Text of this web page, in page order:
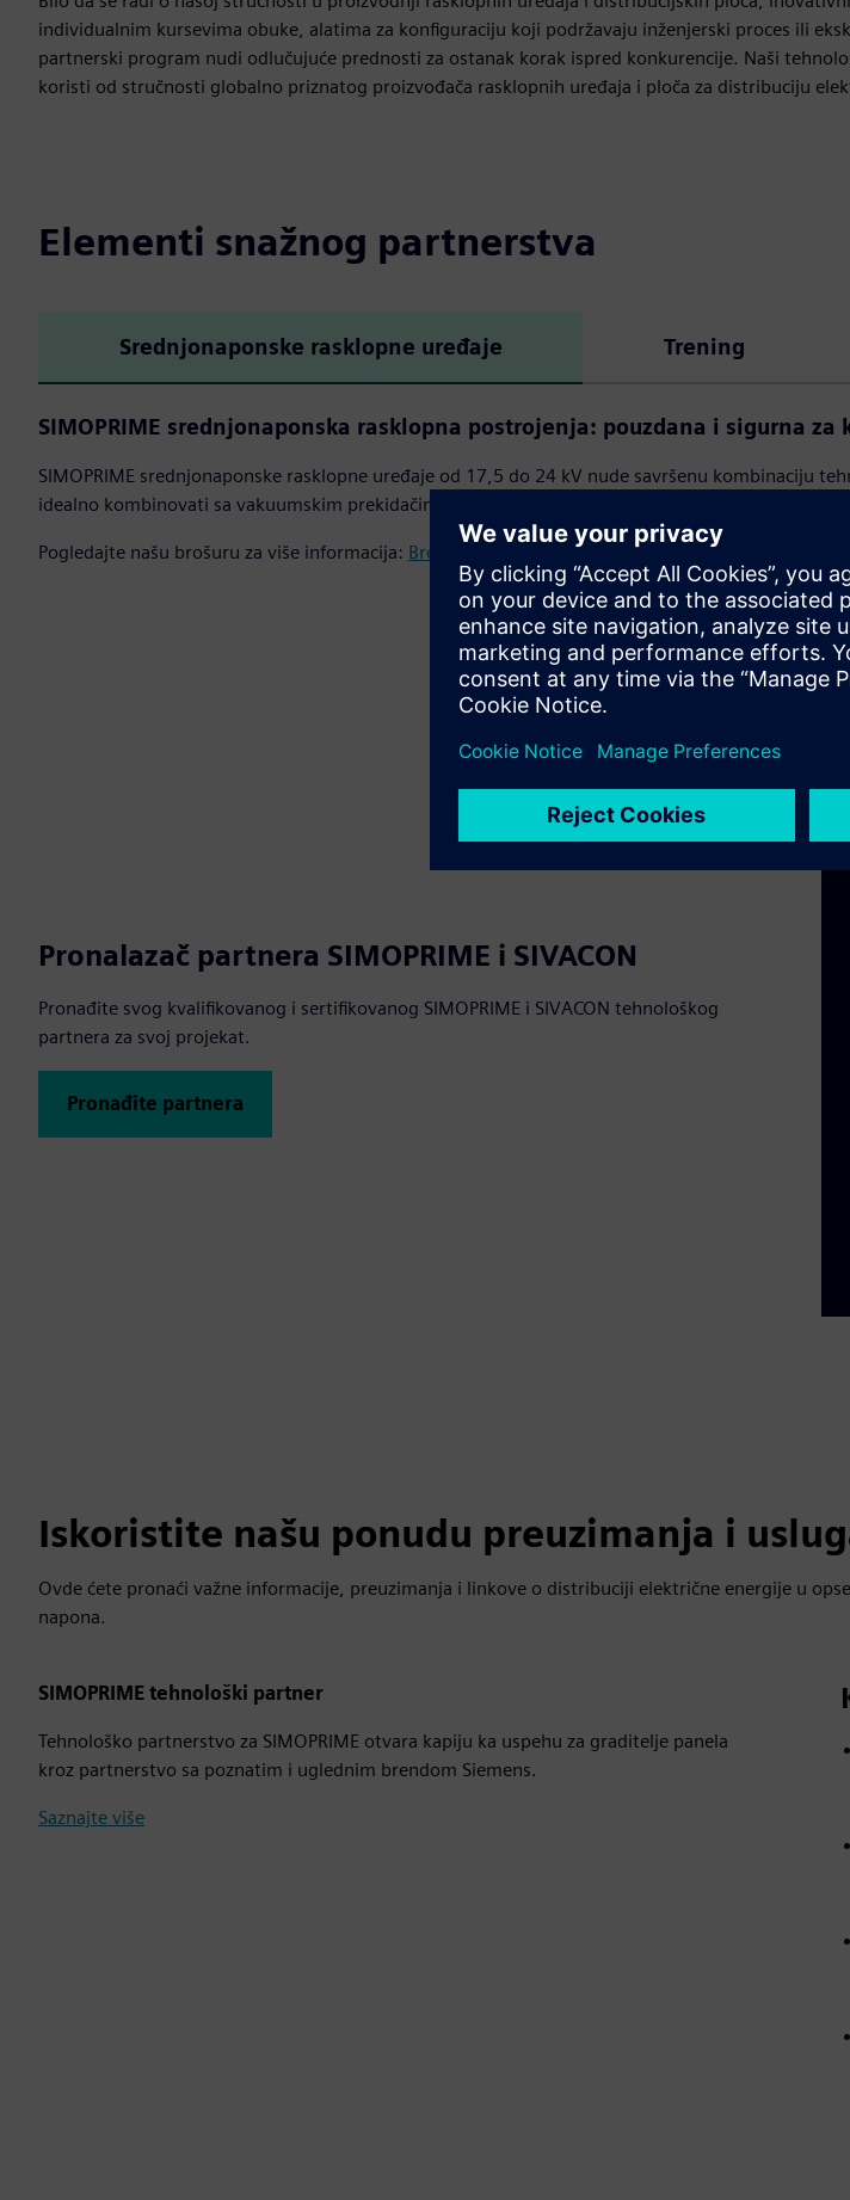
individualnim kursevima obuke, alatima za konfiguraciju koji podržavaju inženjerski proces ili
partnerski program nudi odlučujuće prednosti za ostanak korak ispred konkurencije. Naši
koristi od stručnosti globalno priznatog proizvođača rasklopnih uređaja i ploča za distribuciju
Elementi snažnog partnerstva
Srednjonaponske rasklopne uređaje Trening
SIMOPRIME srednjonaponska rasklopna postrojenja: pouzdana i sigurna za
SIMOPRIME srednjonaponske rasklopne uređaje od 17,5 do 24 kV nude savršenu kombinaciju
idealno kombinovati sa vakuumskim prekidačima SION i testirani su za unutrašnju ugradnju u
Pogledajte našu brošuru za više informacija: Brošura SIMOPRIME tehnološkog partnera
Pronalazač partnera SIMOPRIME i SIVACON
Pronađite svog kvalifikovanog i sertifikovanog SIMOPRIME i SIVACON tehnološkog
partnera za svoj projekat.
Pronađite partnera
Iskoristite našu ponudu preuzimanja i
Ovde ćete pronaći važne informacije, preuzimanja i linkove o distribuciji električne energije u
napona.
SIMOPRIME tehnološki partner
Tehnološko partnerstvo za SIMOPRIME otvara kapiju ka uspehu za graditelje panela
kroz partnerstvo sa poznatim i uglednim brendom Siemens.
Saznajte više